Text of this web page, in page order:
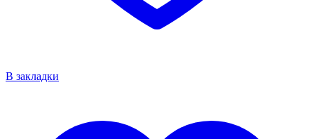
В закладки